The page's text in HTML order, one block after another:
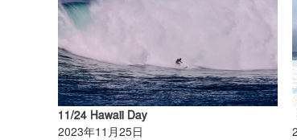
11/24 Hawaii Day
2023年11月25日